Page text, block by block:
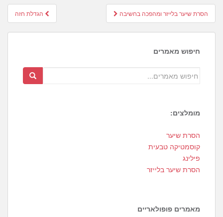
Post
navigation
הגדלת חזה הסרת שיער בלייזר ומהפכה בחשיבה
חיפוש מאמרים
מומלצים:
1
3
הסרת שיער
קוסמטיקה טבעית
פילינג
הסרת שיער בלייזר
מאמרים פופולאריים